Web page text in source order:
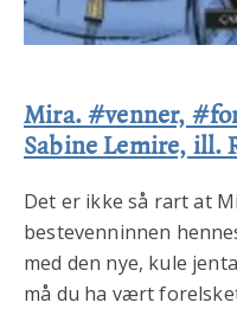
Mira. #venner,
Sabine Lemire, ill.
Det er ikke så rart at
bestevenninnen
med den nye, kule
må du ha vært